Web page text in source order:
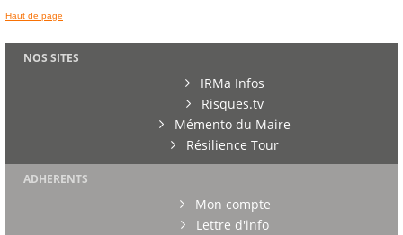
Haut de page
NOS SITES
IRMa Infos
Risques.tv
Mémento du Maire
Résilience Tour
ADHERENTS
Mon compte
Lettre d'info